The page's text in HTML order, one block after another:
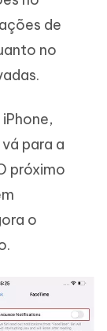
de
no
para a
próximo
o